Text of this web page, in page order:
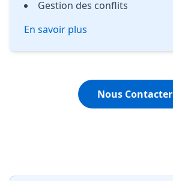
Gestion des conflits
En savoir plus
Nous Contacter